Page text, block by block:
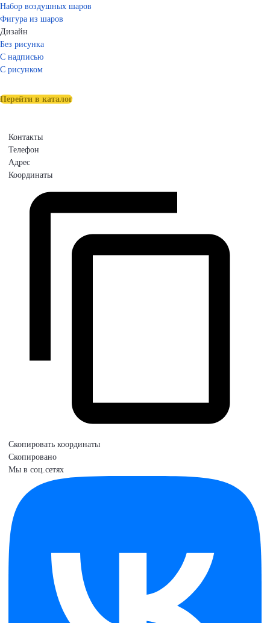
Набор воздушных шаров
Фигура из шаров
Дизайн
Без рисунка
С надписью
С рисунком
Перейти в каталог
Контакты
Телефон
Адрес
Координаты
Скопировать координаты
Скопировано
Мы в соц.сетях